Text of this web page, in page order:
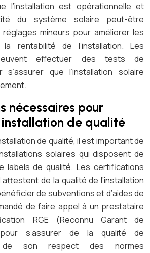
l’installation est opérationnelle et
du système solaire peut-être
mineurs pour améliorer les
rentabilité de l’installation. Les
effectuer des tests de
s’assurer que l’installation solaire
nécessaires pour
de qualité
de qualité, il est important de
solaires qui disposent de
labels de qualité. Les certifications
attestent de la qualité de l’installation
de subventions et d’aides de
de faire appel à un prestataire
RGE (Reconnu Garant de
pour s’assurer de la qualité de
de son respect des normes